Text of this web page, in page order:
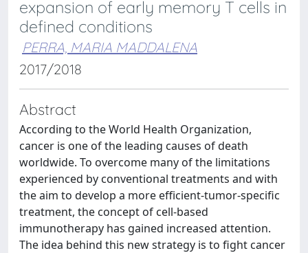
expansion of early memory T cells in
defined conditions
PERRA, MARIA MADDALENA
2017/2018
Abstract
According to the World Health Organization,
cancer is one of the leading causes of death
worldwide. To overcome many of the limitations
experienced by conventional treatments and with
the aim to develop a more efficient-tumor-specific
treatment, the concept of cell-based
immunotherapy has gained increased attention.
The idea behind this new strategy is to fight cancer